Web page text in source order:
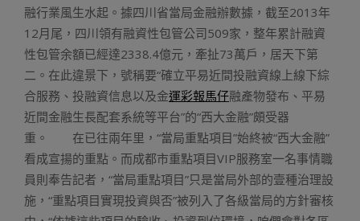
融行業風生水起。據四川省當局金融辦數據，截至2013年
12月尾，四川領有融資性包管公司509家，整年累計融資
性包管余額已經達2338.4億元，牽扯73萬戶，居天下第
二。在此違景下，號稱要“確立平易近間投融資線上線下綜
合服務、投融資信息以及金運彩報馬仔融產物發布、平易
近間金融生長配套系統等平台”的“西大金融”頗受器
重。 在已往兩年里，“當局重點項目”始終被“西大金融”
看成宣揚的重點。而成都市重點項目VIP服務室一名事情職
員則奉告記者，“當局重點項目”只是當局外部的壹種治理設
施，“重點項目實現投資與否”被列入了各級當局的方針審核